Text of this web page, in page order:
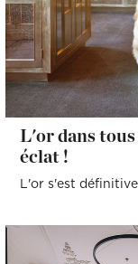
L'or dans tous
éclat !
L'or s'est